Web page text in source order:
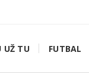
UŽ TU FUTBAL